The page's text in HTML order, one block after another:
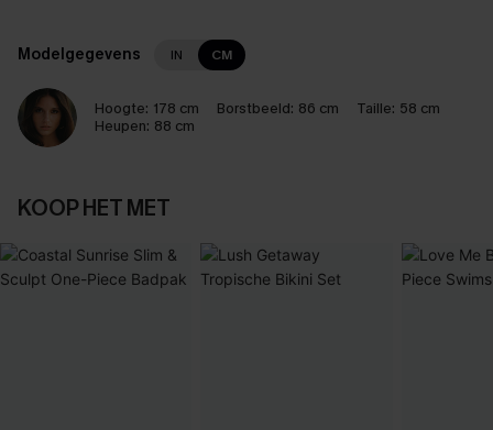
Modelgegevens IN CM
Hoogte: 178 cm Borstbeeld: 86 cm Taille: 58 cm
Heupen: 88 cm
KOOP HET MET